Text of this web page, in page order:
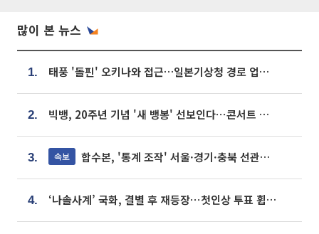
많이 본 뉴스
1. 태풍 '돌핀' 오키나와 접근…일본기상청 경로 업데이트
2. 빅뱅, 20주년 기념 '새 뱅봉' 선보인다⋯콘서트 앞두고 팝업 개최
3. 속보 합수본, '통계 조작' 서울·경기·충북 선관위 등 추가 압수수색
4. ‘나솔사계’ 국화, 결별 후 재등장⋯첫인상 투표 휩쓸고 ‘인기녀’ 등극